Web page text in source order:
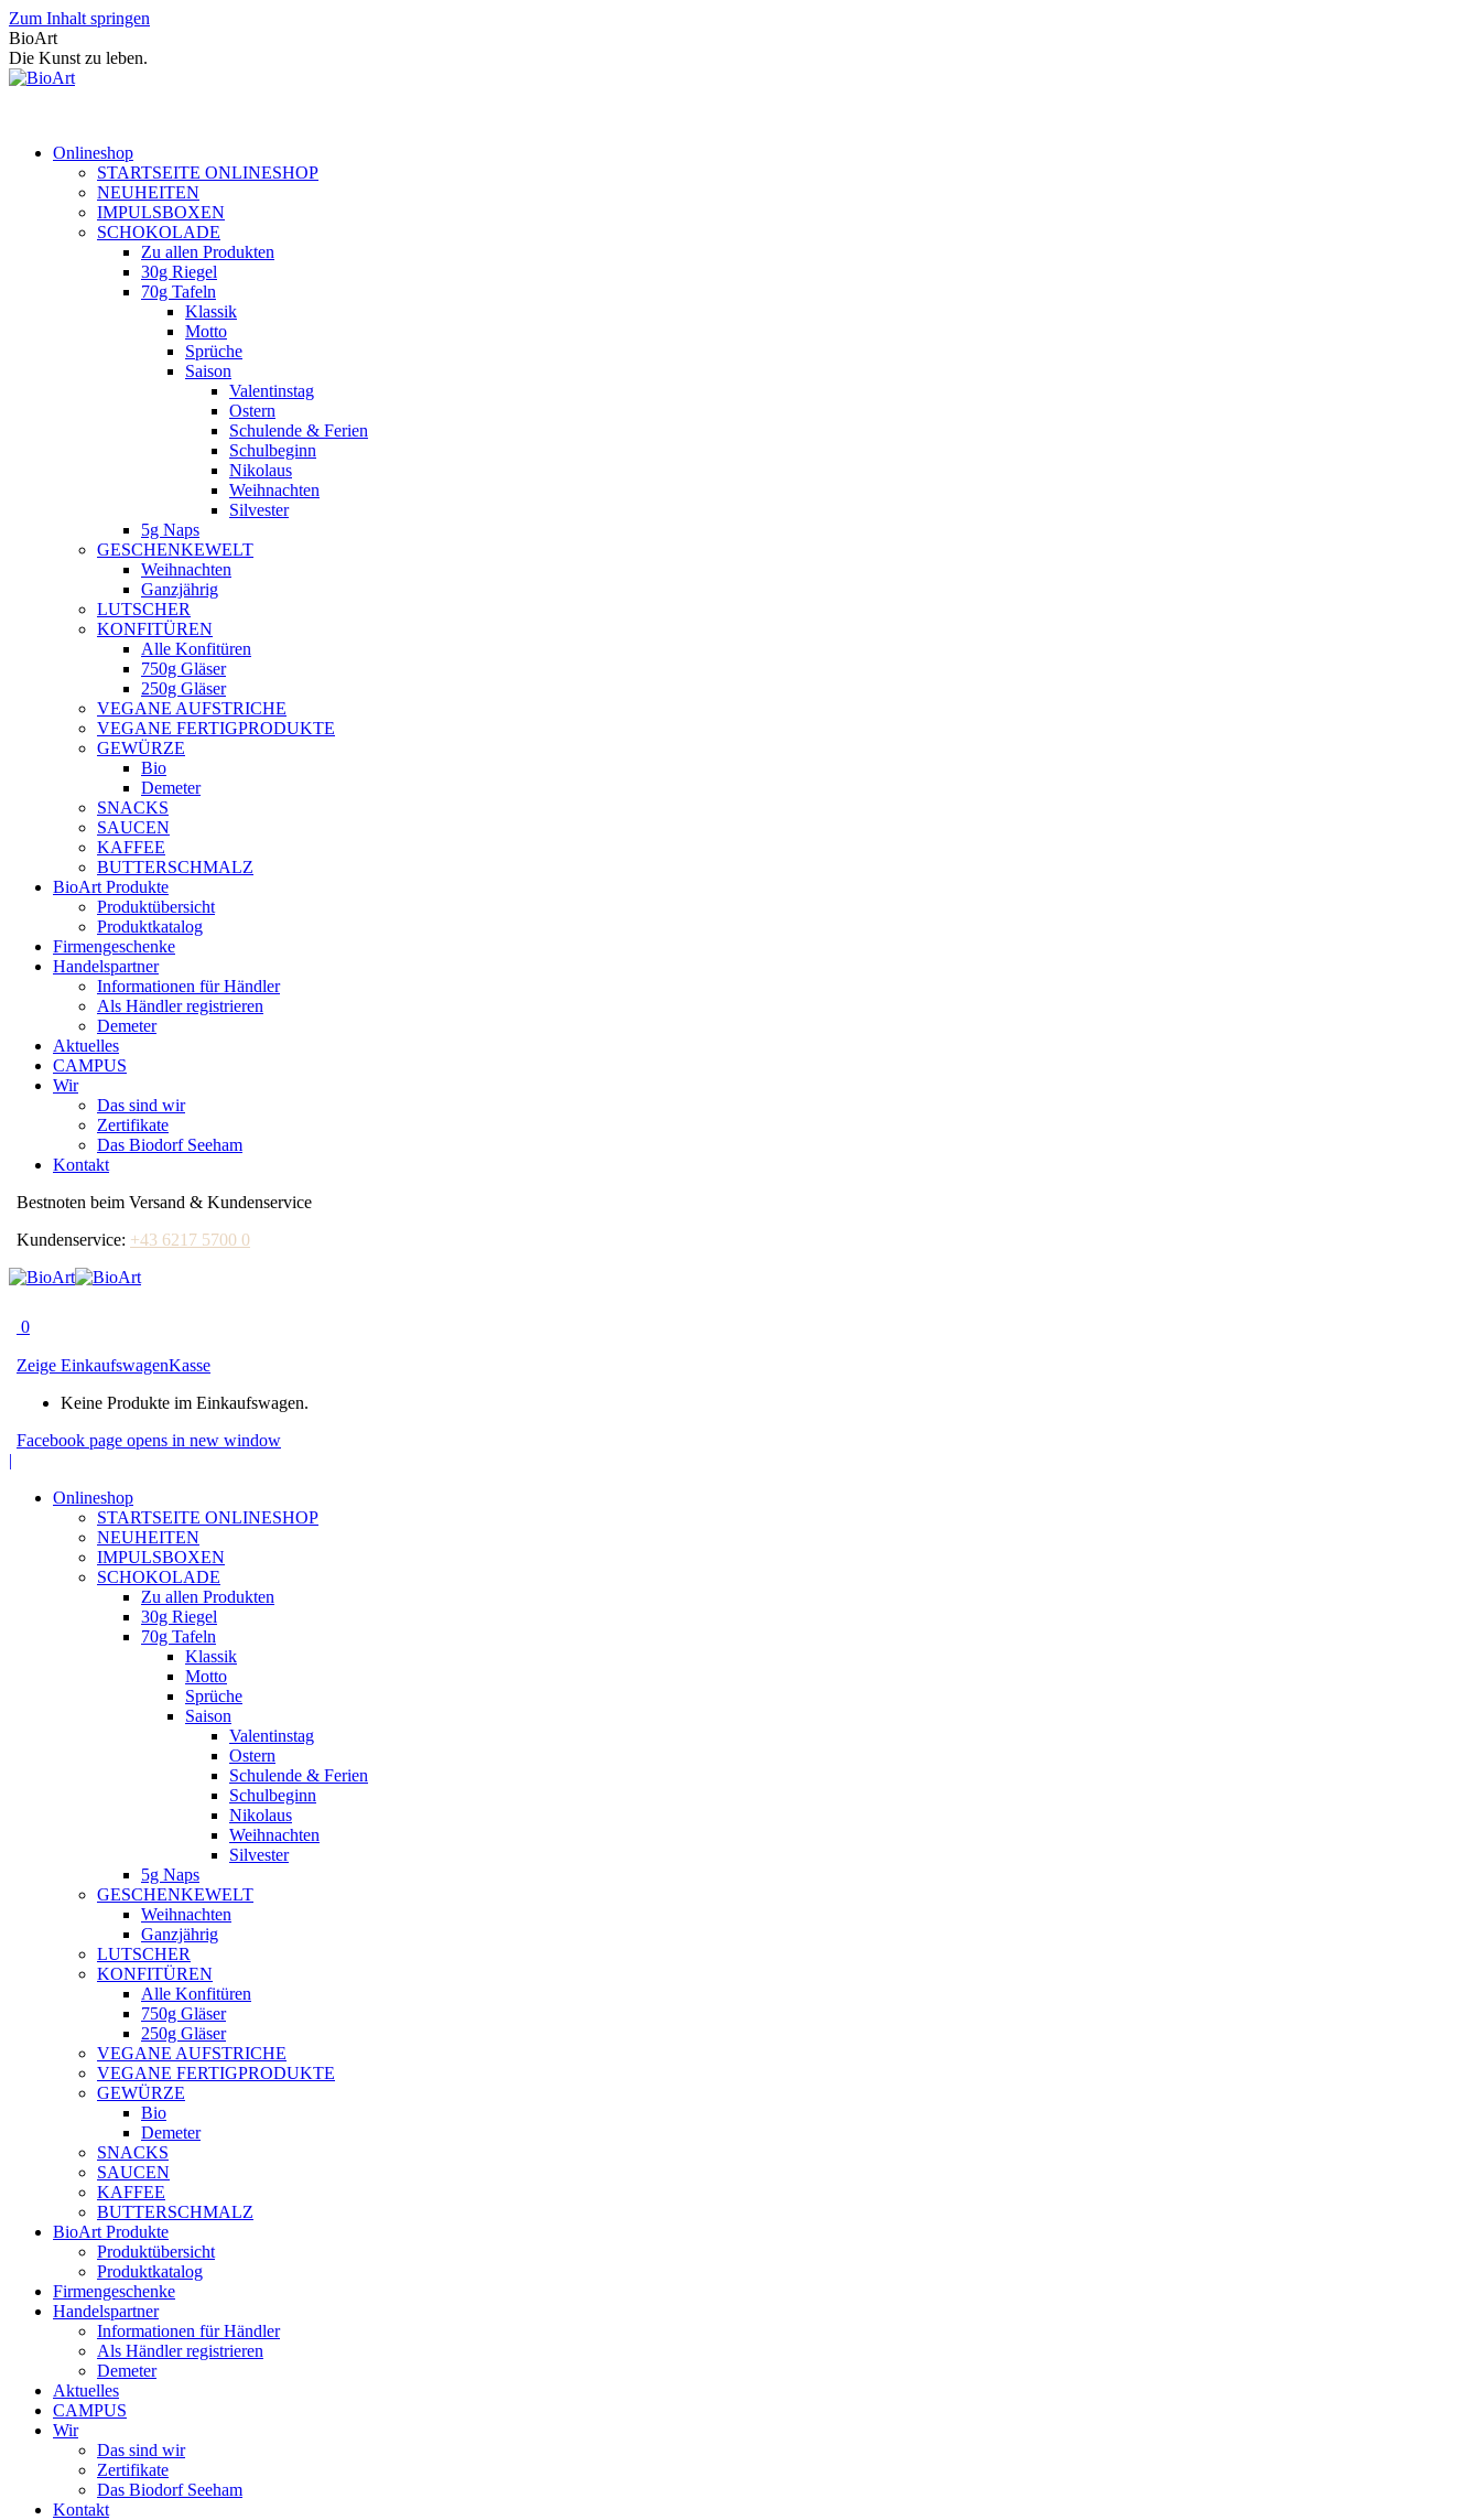
Zum Inhalt springen
BioArt
Die Kunst zu leben.
Onlineshop
STARTSEITE ONLINESHOP
NEUHEITEN
IMPULSBOXEN
SCHOKOLADE
Zu allen Produkten
30g Riegel
70g Tafeln
Klassik
Motto
Sprüche
Saison
Valentinstag
Ostern
Schulende & Ferien
Schulbeginn
Nikolaus
Weihnachten
Silvester
5g Naps
GESCHENKEWELT
Weihnachten
Ganzjährig
LUTSCHER
KONFITÜREN
Alle Konfitüren
750g Gläser
250g Gläser
VEGANE AUFSTRICHE
VEGANE FERTIGPRODUKTE
GEWÜRZE
Bio
Demeter
SNACKS
SAUCEN
KAFFEE
BUTTERSCHMALZ
BioArt Produkte
Produktübersicht
Produktkatalog
Firmengeschenke
Handelspartner
Informationen für Händler
Als Händler registrieren
Demeter
Aktuelles
CAMPUS
Wir
Das sind wir
Zertifikate
Das Biodorf Seeham
Kontakt
Bestnoten beim Versand & Kundenservice
Kundenservice: +43 6217 5700 0
0
Zeige EinkaufswagenKasse
Keine Produkte im Einkaufswagen.
Facebook page opens in new window
|
Onlineshop
STARTSEITE ONLINESHOP
NEUHEITEN
IMPULSBOXEN
SCHOKOLADE
Zu allen Produkten
30g Riegel
70g Tafeln
Klassik
Motto
Sprüche
Saison
Valentinstag
Ostern
Schulende & Ferien
Schulbeginn
Nikolaus
Weihnachten
Silvester
5g Naps
GESCHENKEWELT
Weihnachten
Ganzjährig
LUTSCHER
KONFITÜREN
Alle Konfitüren
750g Gläser
250g Gläser
VEGANE AUFSTRICHE
VEGANE FERTIGPRODUKTE
GEWÜRZE
Bio
Demeter
SNACKS
SAUCEN
KAFFEE
BUTTERSCHMALZ
BioArt Produkte
Produktübersicht
Produktkatalog
Firmengeschenke
Handelspartner
Informationen für Händler
Als Händler registrieren
Demeter
Aktuelles
CAMPUS
Wir
Das sind wir
Zertifikate
Das Biodorf Seeham
Kontakt